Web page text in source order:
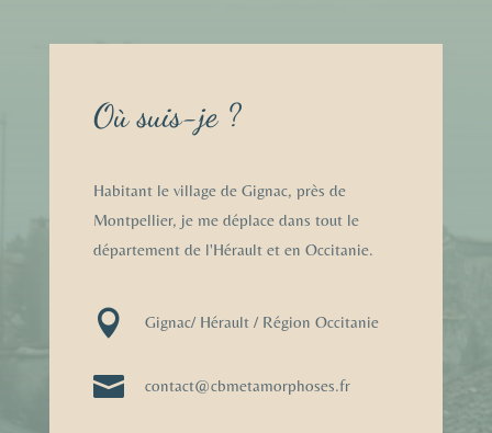
Où suis-je ?
Habitant le village de Gignac, près de
Montpellier, je me déplace dans tout le
département de l'Hérault et en Occitanie.
 Gignac/ Hérault / Région Occitanie
 contact@cbmetamorphoses.fr